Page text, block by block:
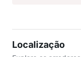
Localização